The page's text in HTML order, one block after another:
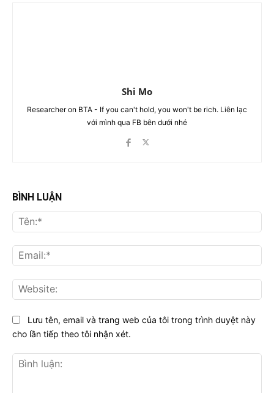
Shi Mo
Researcher on BTA - If you can't hold, you won't be rich. Liên lạc
với mình qua FB bên dưới nhé
BÌNH LUẬN
Lưu tên, email và trang web của tôi trong trình duyệt này
cho lần tiếp theo tôi nhận xét.